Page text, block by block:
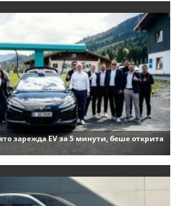
зарежда EV за 5 минути, беше открита